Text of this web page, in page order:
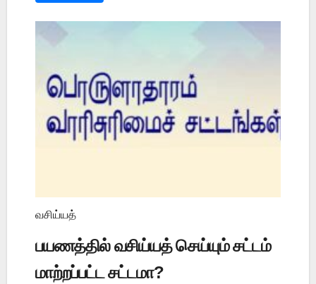
வசிய்யத்
பயணத்தில் வசிய்யத் செய்யும் சட்டம்
மாற்றப்பட்ட சட்டமா?